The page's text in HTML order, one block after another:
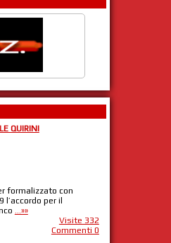
QUIRINI
formalizzato con
l’accordo per il
...»»
Visite 332
Commenti 0